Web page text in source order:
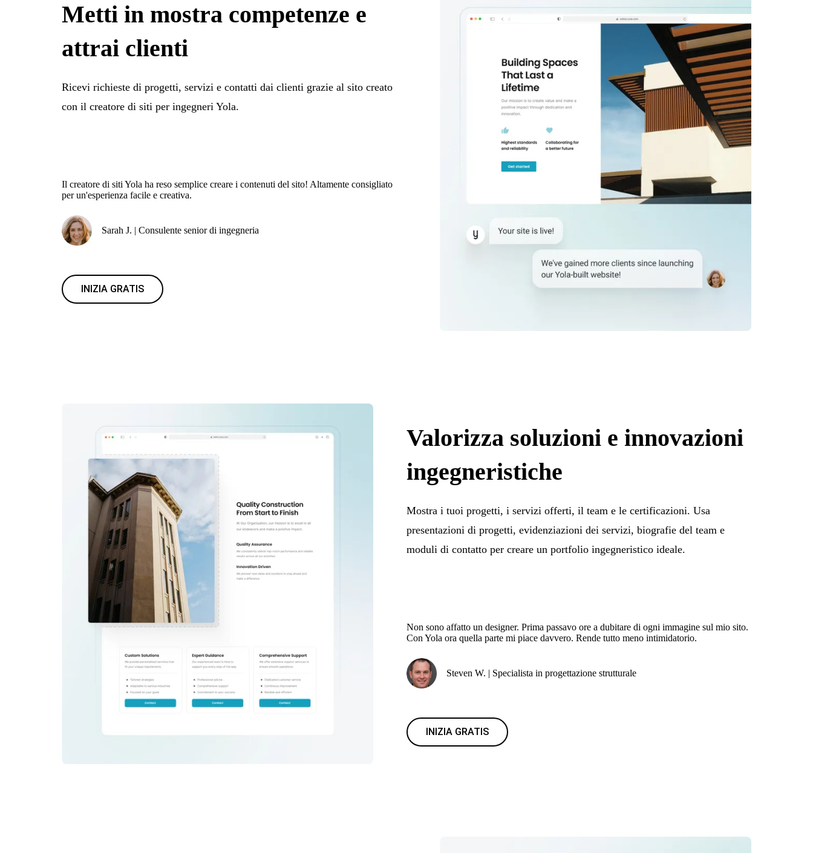
Metti in mostra competenze e
attrai clienti
Ricevi richieste di progetti, servizi e contatti dai clienti grazie al sito creato
con il creatore di siti per ingegneri Yola.
Il creatore di siti Yola ha reso semplice creare i contenuti del sito! Altamente consigliato
per un'esperienza facile e creativa.
Sarah J. | Consulente senior di ingegneria
INIZIA GRATIS
Valorizza soluzioni e innovazioni
ingegneristiche
Mostra i tuoi progetti, i servizi offerti, il team e le certificazioni. Usa
presentazioni di progetti, evidenziazioni dei servizi, biografie del team e
moduli di contatto per creare un portfolio ingegneristico ideale.
Non sono affatto un designer. Prima passavo ore a dubitare di ogni immagine sul mio sito.
Con Yola ora quella parte mi piace davvero. Rende tutto meno intimidatorio.
Steven W. | Specialista in progettazione strutturale
INIZIA GRATIS